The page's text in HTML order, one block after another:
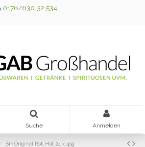
0176/630 32 534
Suche Anmelden
Bifi Original Roll Hot 24 x 45g